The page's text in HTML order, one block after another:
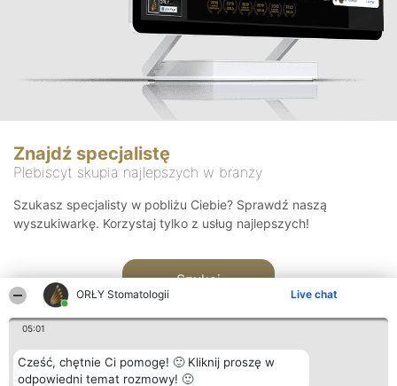
ORŁY Stomatologii Live chat
05:01
Cześć, chętnie Ci pomogę! 🙂 Kliknij proszę w
odpowiedni temat rozmowy! 🙂
Znajdź specjalistę
Plebiscyt skupia najlepszych w branży
Szukasz specjalisty w pobliżu Ciebie? Sprawdź naszą
wyszukiwarkę. Korzystaj tylko z usług najlepszych!
Szukaj